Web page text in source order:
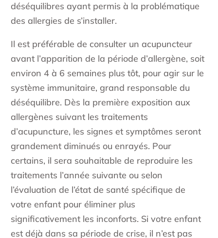
déséquilibres ayant permis à la problématique
des allergies de s’installer.
Il est préférable de consulter un acupuncteur
avant l’apparition de la période d’allergène, soit
environ 4 à 6 semaines plus tôt, pour agir sur le
système immunitaire, grand responsable du
déséquilibre. Dès la première exposition aux
allergènes suivant les traitements
d’acupuncture, les signes et symptômes seront
grandement diminués ou enrayés. Pour
certains, il sera souhaitable de reproduire les
traitements l’année suivante ou selon
l’évaluation de l’état de santé spécifique de
votre enfant pour éliminer plus
significativement les inconforts. Si votre enfant
est déjà dans sa période de crise, il n’est pas